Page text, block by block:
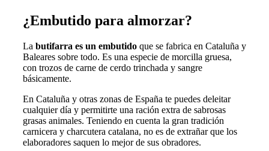
¿Embutido para almorzar?
La butifarra es un embutido que se fabrica en Cataluña y
Baleares sobre todo. Es una especie de morcilla gruesa,
con trozos de carne de cerdo trinchada y sangre
básicamente.
En Cataluña y otras zonas de España te puedes deleitar
cualquier día y permitirte una ración extra de sabrosas
grasas animales. Teniendo en cuenta la gran tradición
carnicera y charcutera catalana, no es de extrañar que los
elaboradores saquen lo mejor de sus obradores.